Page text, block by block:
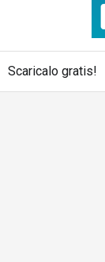
Scaricalo gratis!